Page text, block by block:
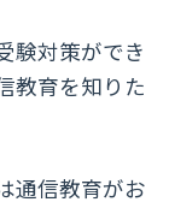
験対策ができ
教育を知りた
通信教育がお